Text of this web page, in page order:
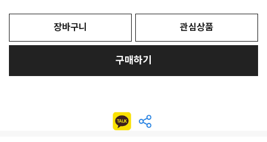
장바구니 관심상품
구매하기